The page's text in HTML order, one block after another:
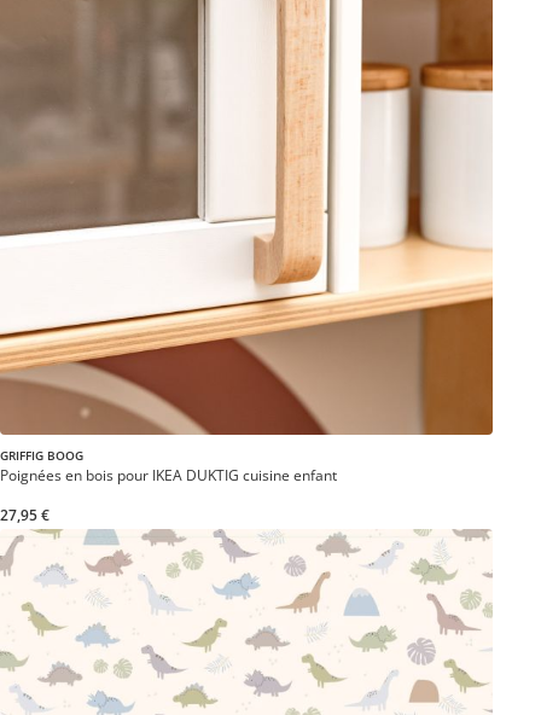
GRIFFIG BOOG
Poignées en bois pour IKEA DUKTIG cuisine enfant
27,95 €